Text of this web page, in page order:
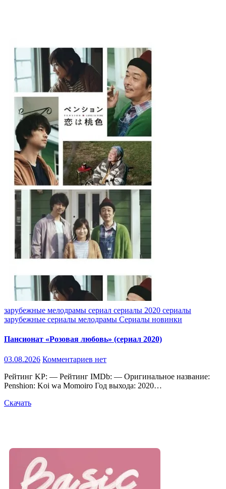
зарубежные мелодрамы сериал сериалы 2020 сериалы
зарубежные сериалы мелодрамы Сериалы новинки
Пансионат «Розовая любовь» (сериал 2020)
03.08.2026 Комментариев нет
Рейтинг KP: — Рейтинг IMDb: — Оригинальное название:
Penshion: Koi wa Momoiro Год выхода: 2020…
Скачать